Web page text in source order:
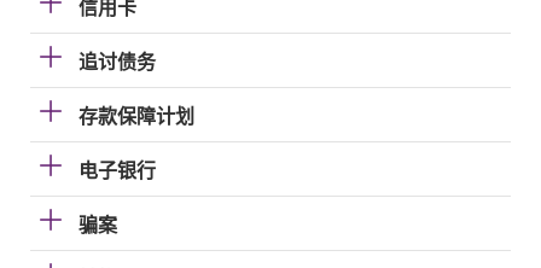
信用卡
追讨债务
存款保障计划
电子银行
骗案